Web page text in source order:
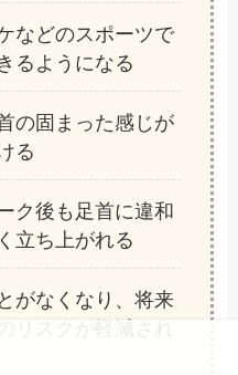
などのスポーツで
るようになる
の固まった感じが
る
ク後も足首に違和
立ち上がれる
がなくなり、将来
リスクが軽減され